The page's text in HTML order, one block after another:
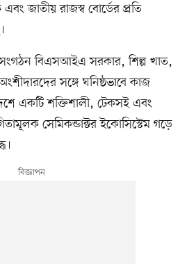
জাতীয় রাজস্ব বোর্ডের প্রতি
বিএসআইএ সরকার, শিল্প খাত,
সঙ্গে ঘনিষ্ঠভাবে কাজ
একটি শক্তিশালী, টেকসই এবং
সেমিকন্ডাক্টর ইকোসিস্টেম গড়ে